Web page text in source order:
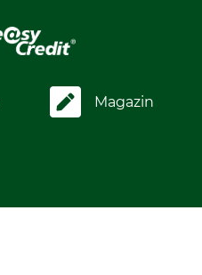
Magazin